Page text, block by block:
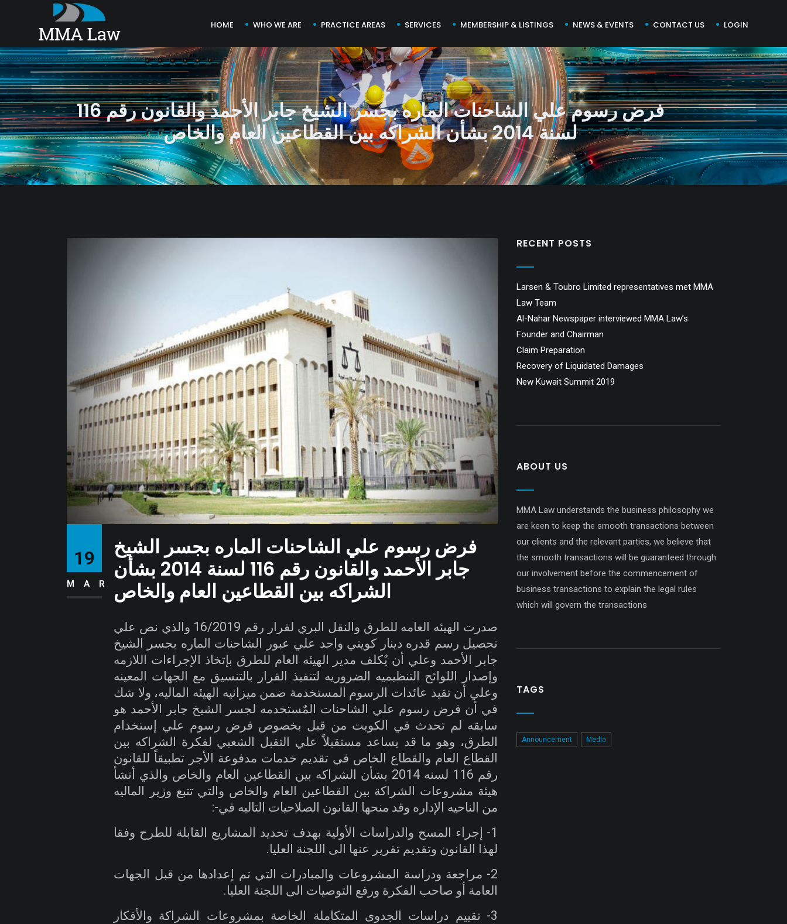
HOME WHO WE ARE PRACTICE AREAS SERVICES MEMBERSHIP & LISTINGS NEWS & EVENTS CONTACT US LOGIN
فرض رسوم علي الشاحنات الماره بجسر الشيخ جابر الأحمد والقانون رقم 116
لسنة 2014 بشأن الشراكه بين القطاعين العام والخاص
19
MAR
فرض رسوم علي الشاحنات الماره بجسر الشيخ
جابر الأحمد والقانون رقم 116 لسنة 2014 بشأن
الشراكه بين القطاعين العام والخاص
صدرت الهيئه العامه للطرق والنقل البري لقرار رقم 16/2019 والذي نص علي
تحصيل رسم قدره دينار كويتي واحد علي عبور الشاحنات الماره بجسر الشيخ
جابر الأحمد وعلي أن يٌكلف مدير الهيئه العام للطرق بإتخاذ الإجراءات اللازمه
وإصدار اللوائح التنظيميه الضروريه لتنفيذ القرار بالتنسيق مع الجهات المعينه
وعلي أن تقيد عائدات الرسوم المستخدمة ضمن ميزانيه الهيئه الماليه، ولا شك
في أن فرض رسوم علي الشاحنات المٌستخدمه لجسر الشيخ جابر الأحمد هو
سابقه لم تحدث في الكويت من قبل بخصوص فرض رسوم علي إستخدام
الطرق، وهو ما قد يساعد مستقبلاً علي التقبل الشعبي لفكرة الشراكه بين
القطاع العام والقطاع الخاص في تقديم خدمات مدفوعة الأجر تطبيقاً للقانون
رقم 116 لسنه 2014 بشأن الشراكه بين القطاعين العام والخاص والذي أنشأ
هيئة مشروعات الشراكة بين القطاعين العام والخاص والتي تتبع وزير الماليه
من الناحيه الإداره وقد منحها القانون الصلاحيات التاليه في:-
1-
إجراء المسح والدراسات الأولية بهدف تحديد المشاريع القابلة للطرح وفقا
لهذا القانون وتقديم تقرير عنها الى اللجنة العليا.
2-
مراجعة ودراسة المشروعات والمبادرات التي تم إعدادها من قبل الجهات
العامة أو صاحب الفكرة ورفع التوصيات الى اللجنة العليا.
3-
تقييم دراسات الجدوى المتكاملة الخاصة بمشروعات الشراكة والأفكار
RECENT POSTS
Larsen & Toubro Limited representatives met MMA
Law Team
Al-Nahar Newspaper interviewed MMA Law’s
Founder and Chairman
Claim Preparation
Recovery of Liquidated Damages
New Kuwait Summit 2019
ABOUT US
MMA Law understands the business philosophy we
are keen to keep the smooth transactions between
our clients and the relevant parties, we believe that
the smooth transactions will be guaranteed through
our involvement before the commencement of
business transactions to explain the legal rules
which will govern the transactions
TAGS
Announcement Media